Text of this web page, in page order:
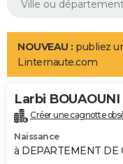
Aménagement intérieur
LIFESTYLE
Art de vivre
Bien-être
Loisirs
Mode
Modes de vie
Alimentation
Guide de la santé
Maladies
Médicaments
Sommeil
VOYAGE
Destinations
City break
Voyage nature
Voyage de noces
Forum
Climat
+PHOTO
GUIDES D'ACHAT
NOUVEAU : publiez
Linternaute.com
Larbi BOUAOUNI
Créer une cagnotte
Naissance
à DEPARTEMENT DE